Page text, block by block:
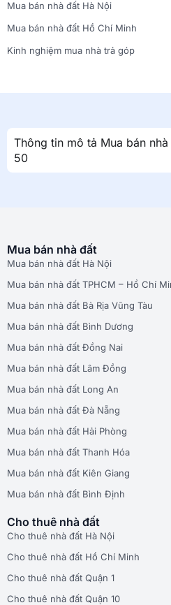
Mua bán nhà đất Hà Nội
Mua bán nhà đất Hồ Chí Minh
Kinh nghiệm mua nhà trả góp
Thông tin mô tả Mua bán
50
Mua bán nhà đất
Mua bán nhà đất Hà Nội
Mua bán nhà đất TPHCM – Hồ Chí
Mua bán nhà đất Bà Rịa Vũng Tàu
Mua bán nhà đất Bình Dương
Mua bán nhà đất Đồng Nai
Mua bán nhà đất Lâm Đồng
Mua bán nhà đất Long An
Mua bán nhà đất Đà Nẵng
Mua bán nhà đất Hải Phòng
Mua bán nhà đất Thanh Hóa
Mua bán nhà đất Kiên Giang
Mua bán nhà đất Bình Định
Cho thuê nhà đất
Cho thuê nhà đất Hà Nội
Cho thuê nhà đất Hồ Chí Minh
Cho thuê nhà đất Quận 1
Cho thuê nhà đất Quận 10